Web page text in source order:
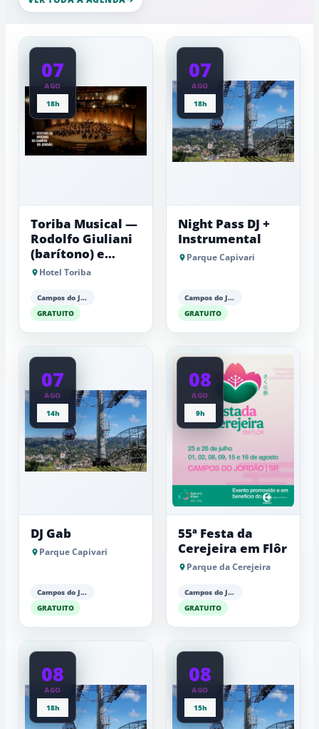
da
Mantiqueira
a
07
AGO
18h
Toriba Musical —
Rodolfo Giuliani
(barítono) e
Antonio Luiz
Hotel Toriba
Campos do Jordão
GRATUITO
07
AGO
18h
Night Pass DJ +
Instrumental
Parque Capivari
Campos do Jordão
GRATUITO
07
AGO
14h
DJ Gab
Parque Capivari
Campos do Jordão
GRATUITO
08
AGO
9h
55ª Festa da
Cerejeira em Flôr
Parque da Cerejeira
Campos do Jordão
GRATUITO
08
AGO
18h
08
AGO
15h